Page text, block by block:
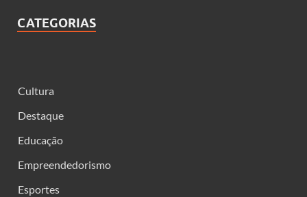
CATEGORIAS
Cultura
Destaque
Educação
Empreendedorismo
Esportes